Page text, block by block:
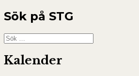
Sök på STG
Sök
efter:
Kalender